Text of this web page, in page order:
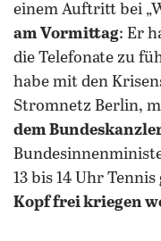
einem Auftritt bei
am Vormittag: Er
die Telefonate zu
habe mit den
Stromnetz Berlin,
dem
13 bis 14 Uhr
Kopf frei kriegen